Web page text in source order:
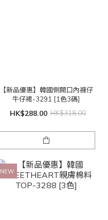
【新品優惠】韓國側開口內褲仔
牛仔裙-3291 [1色3碼]
HK$288.00 HK$318.00
NEW